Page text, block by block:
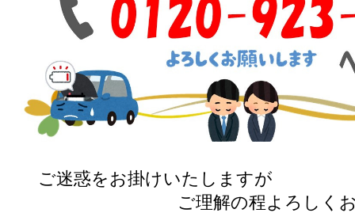
ご迷惑をお掛けいたしますが
ご理解の程よろしくお願